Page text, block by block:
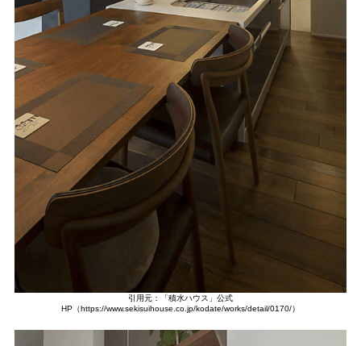
引用元：「積水ハウス」公式
HP（https://www.sekisuihouse.co.jp/kodate/works/detail/0170/）